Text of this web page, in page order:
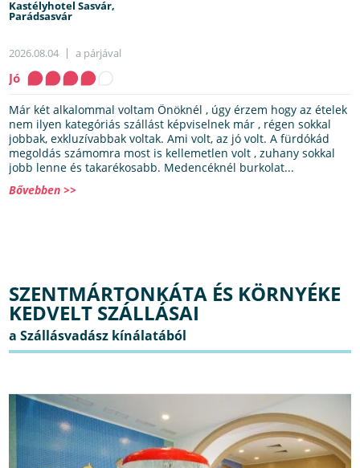
Kastélyhotel Sasvár,
Parádsasvár
2026.08.04 a párjával
Jó
Már két alkalommal voltam Önöknél , úgy érzem hogy az ételek
nem ilyen kategóriás szállást képviselnek már , régen sokkal
jobbak, exkluzívabbak voltak. Ami volt, az jó volt. A fürdókád
megoldás számomra most is kellemetlen volt , zuhany sokkal
jobb lenne és takarékosabb. Medencéknél burkolat...
Bővebben >>
SZENTMÁRTONKÁTA ÉS KÖRNYÉKE
KEDVELT SZÁLLÁSAI